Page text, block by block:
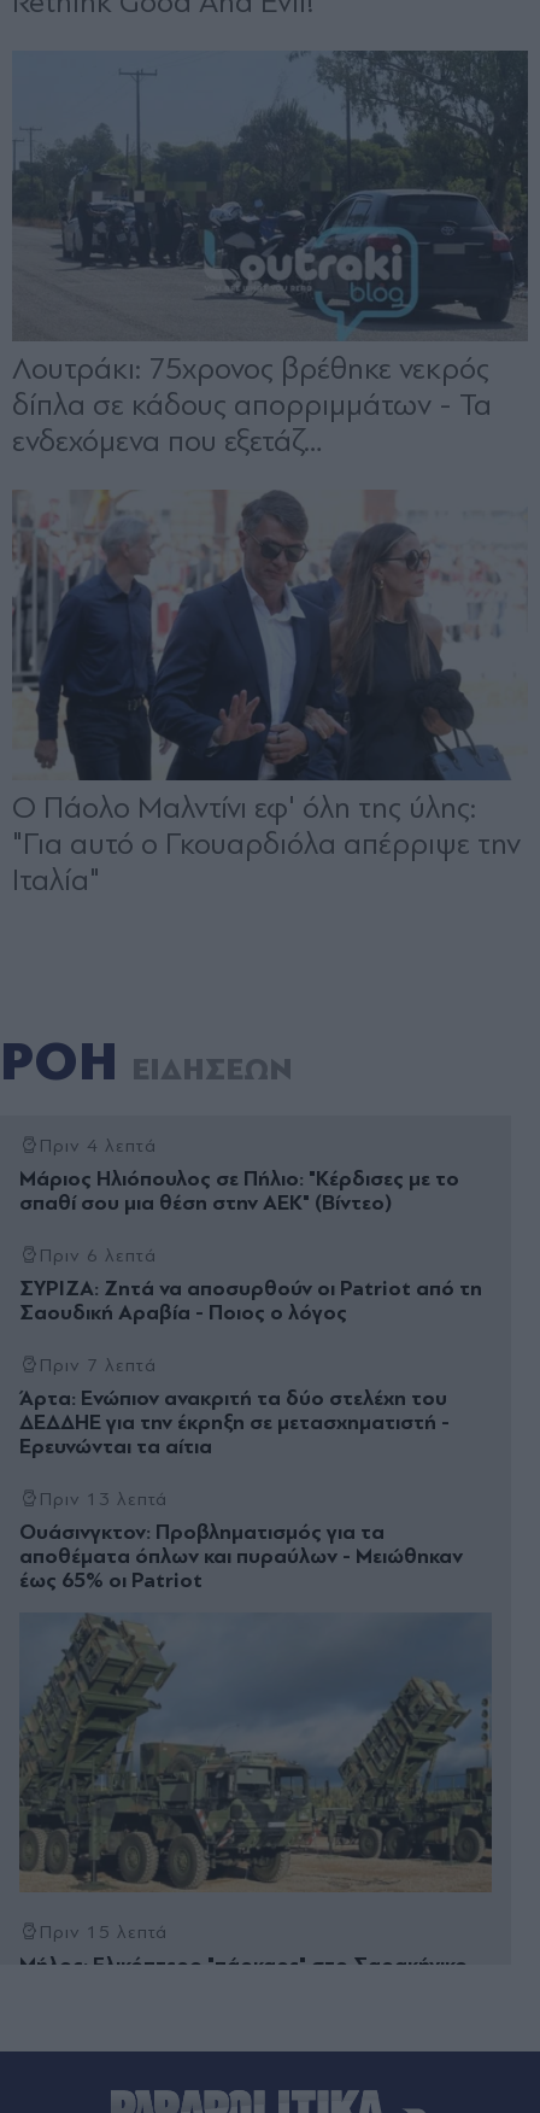
ΡΟΗ ΕΙΔΗΣΕΩΝ
Πριν 4 λεπτά
Μάριος Ηλιόπουλος σε Πήλιο: "Κέρδισες με το
σπαθί σου μια θέση στην ΑΕΚ" (Βίντεο)
Πριν 6 λεπτά
ΣΥΡΙΖΑ: Ζητά να αποσυρθούν οι Patriot από τη
Σαουδική Αραβία - Ποιος ο λόγος
Πριν 7 λεπτά
Άρτα: Ενώπιον ανακριτή τα δύο στελέχη του
ΔΕΔΔΗΕ για την έκρηξη σε μετασχηματιστή -
Ερευνώνται τα αίτια
Πριν 13 λεπτά
Ουάσινγκτον: Προβληματισμός για τα
αποθέματα όπλων και πυραύλων - Μειώθηκαν
έως 65% οι Patriot
Πριν 15 λεπτά
Μήλος: Ελικόπτερο "πάρκαρε" στο Σαρακήνικο
αντιπεριφερειάρχες στην Αττική - Τα προφίλ και